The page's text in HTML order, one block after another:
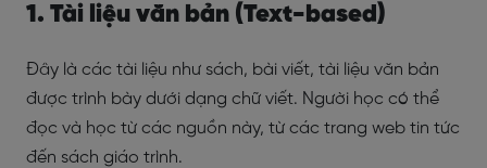
1. Tài liệu văn bản (Text-based)
Đây là các tài liệu như sách, bài viết, tài liệu văn bản
được trình bày dưới dạng chữ viết. Người học có thể
đọc và học từ các nguồn này, từ các trang web tin tức
đến sách giáo trình.